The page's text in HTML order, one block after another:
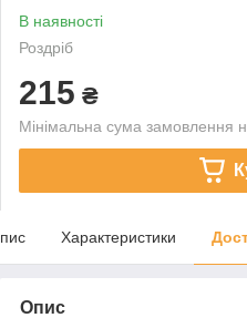
В наявності
Роздріб
215 ₴
Мінімальна сума замовлення
Характеристики
Опис